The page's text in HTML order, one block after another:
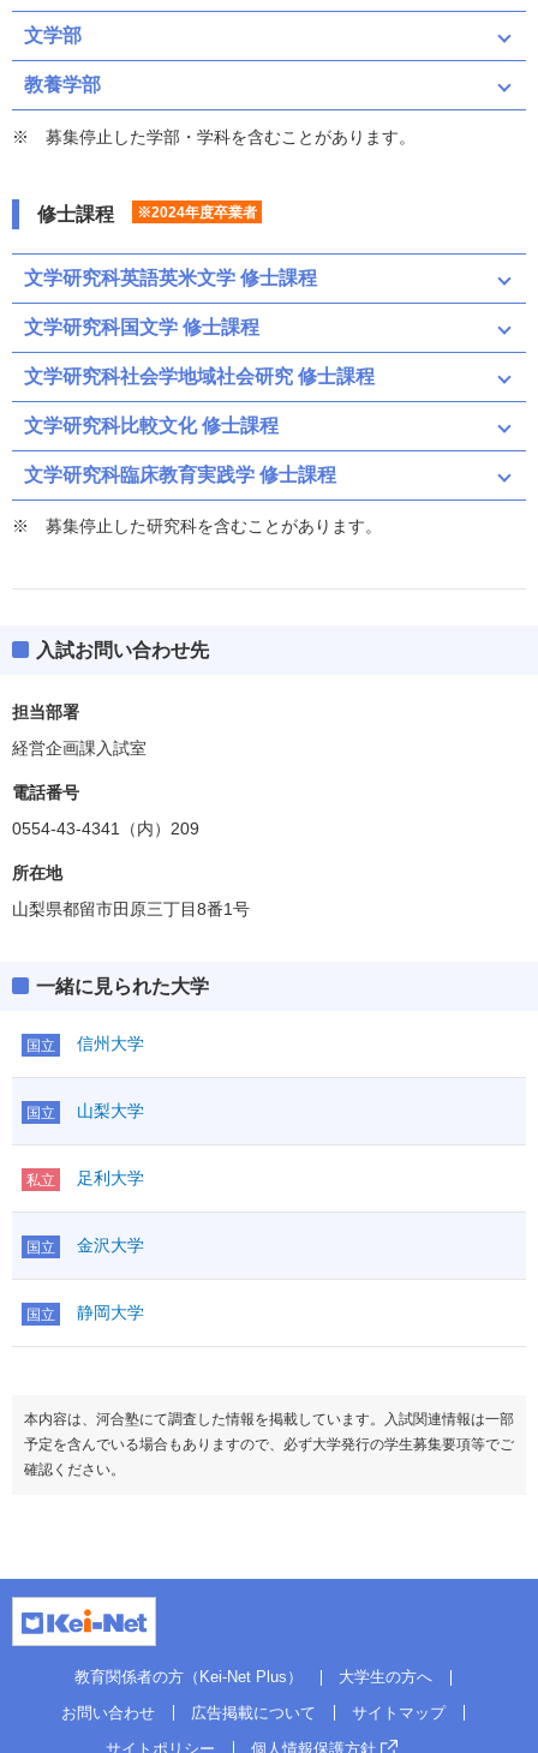
文学部
教養学部
募集停止した学部・学科を含むことがあります。
修士課程 ※2024年度卒業者
文学研究科英語英米文学 修士課程
文学研究科国文学 修士課程
文学研究科社会学地域社会研究 修士課程
文学研究科比較文化 修士課程
文学研究科臨床教育実践学 修士課程
募集停止した研究科を含むことがあります。
入試お問い合わせ先
担当部署
経営企画課入試室
電話番号
0554-43-4341（内）209
所在地
山梨県都留市田原三丁目8番1号
一緒に見られた大学
国立 信州大学
国立 山梨大学
私立 足利大学
国立 金沢大学
国立 静岡大学
本内容は、河合塾にて調査した情報を掲載しています。入試関連情報は一部
予定を含んでいる場合もありますので、必ず大学発行の学生募集要項等でご
確認ください。
教育関係者の方（Kei-Net Plus）
大学生の方へ
お問い合わせ
広告掲載について
サイトマップ
サイトポリシー
個人情報保護方針